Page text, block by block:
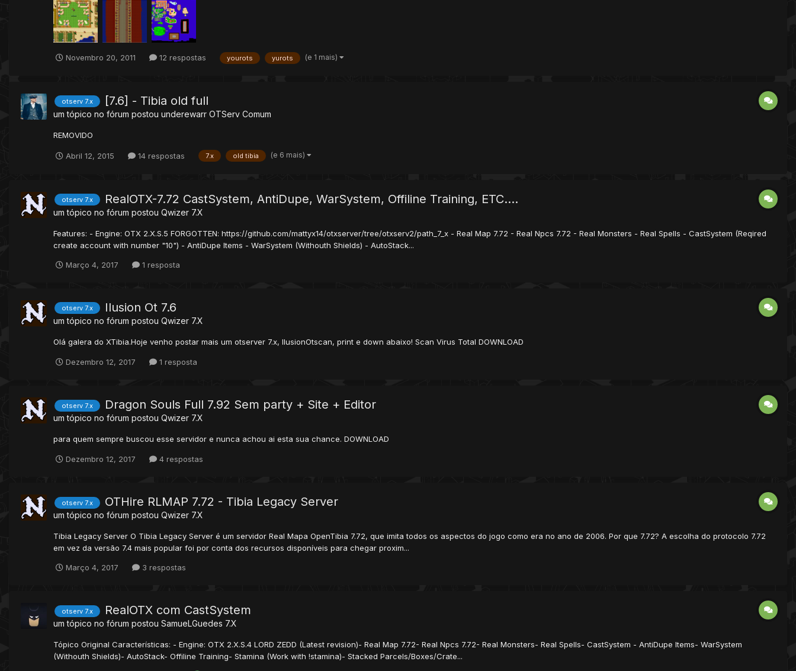
Novembro 20, 2011 12 respostas yourots yurots (e 1 mais)
otserv 7.x [7.6] - Tibia old full
um tópico no fórum postou underewarr OTServ Comum
REMOVIDO
Abril 12, 2015 14 respostas 7.x old tibia (e 6 mais)
otserv 7.x RealOTX-7.72 CastSystem, AntiDupe, WarSystem, Offiline Training, ETC....
um tópico no fórum postou Qwizer 7.X
Features: - Engine: OTX 2.X.S.5 FORGOTTEN: https://github.com/mattyx14/otxserver/tree/otxserv2/path_7_x - Real Map 7.72 - Real Npcs 7.72 - Real Monsters - Real Spells - CastSystem (Reqired
create account with number "10") - AntiDupe Items - WarSystem (Withouth Shields) - AutoStack...
Março 4, 2017 1 resposta
otserv 7.x Ilusion Ot 7.6
um tópico no fórum postou Qwizer 7.X
Olá galera do XTibia.Hoje venho postar mais um otserver 7.x, IlusionOtscan, print e down abaixo! Scan Virus Total DOWNLOAD
Dezembro 12, 2017 1 resposta
otserv 7.x Dragon Souls Full 7.92 Sem party + Site + Editor
um tópico no fórum postou Qwizer 7.X
para quem sempre buscou esse servidor e nunca achou ai esta sua chance. DOWNLOAD
Dezembro 12, 2017 4 respostas
otserv 7.x OTHire RLMAP 7.72 - Tibia Legacy Server
um tópico no fórum postou Qwizer 7.X
Tibia Legacy Server O Tibia Legacy Server é um servidor Real Mapa OpenTibia 7.72, que imita todos os aspectos do jogo como era no ano de 2006. Por que 7.72? A escolha do protocolo 7.72
em vez da versão 7.4 mais popular foi por conta dos recursos disponíveis para chegar proxim...
Março 4, 2017 3 respostas
otserv 7.x RealOTX com CastSystem
um tópico no fórum postou SamueLGuedes 7.X
Tópico Original Características: - Engine: OTX 2.X.S.4 LORD ZEDD (Latest revision)- Real Map 7.72- Real Npcs 7.72- Real Monsters- Real Spells- CastSystem - AntiDupe Items- WarSystem
(Withouth Shields)- AutoStack- Offiline Training- Stamina (Work with !stamina)- Stacked Parcels/Boxes/Crate...